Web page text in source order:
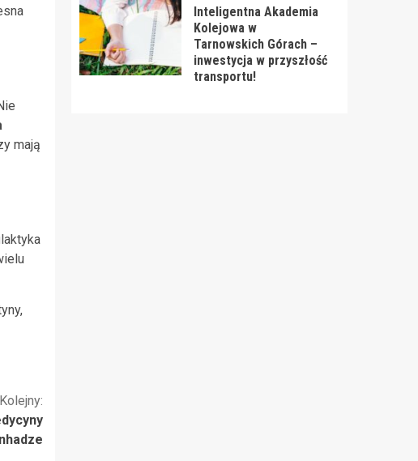
mają
Kolejny:
Inteligentna Akademia
Kolejowa w
Tarnowskich Górach –
inwestycja w przyszłość
transportu!